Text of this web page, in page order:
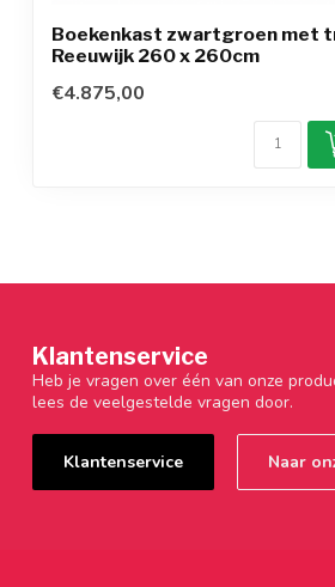
Boekenkast zwartgroen met
Reeuwijk 260 x 260cm
€4.875,00
Klantenservice
Heb je vragen over één van onze
lees de veelgestelde vragen door.
Klantenservice Naar